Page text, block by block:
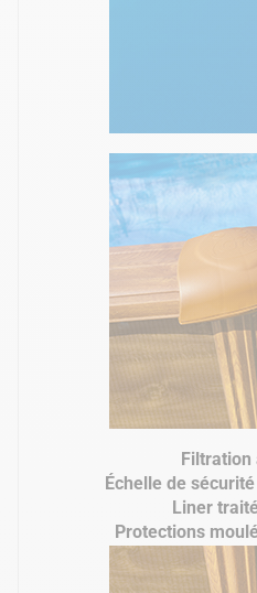
Filtration
Échelle de
Liner
Protections